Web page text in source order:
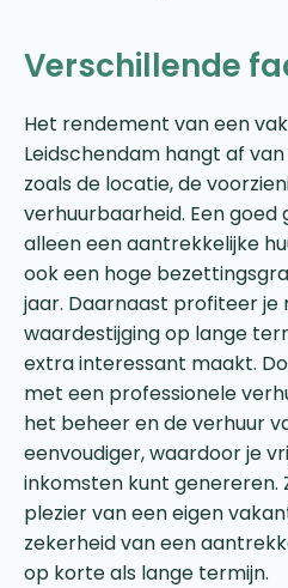
Verschillende
Het rendement van een
Leidschendam hangt af
zoals de locatie, de
verhuurbaarheid. Een goed
alleen een aantrekkelijke
ook een hoge
jaar. Daarnaast profiteer je
waardestijging op lange
extra interessant maakt.
met een professionele
het beheer en de verhuur
eenvoudiger, waardoor je
inkomsten kunt genereren.
plezier van een eigen
zekerheid van een
op korte als lange termijn.